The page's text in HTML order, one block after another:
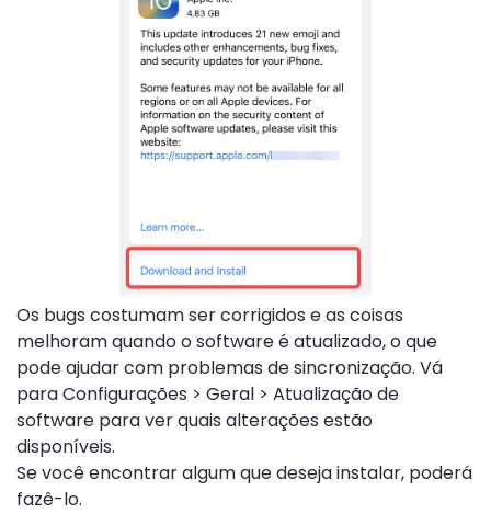
Os bugs costumam ser corrigidos e as coisas
melhoram quando o software é atualizado, o que
pode ajudar com problemas de sincronização. Vá
para Configurações > Geral > Atualização de
software para ver quais alterações estão
disponíveis.
Se você encontrar algum que deseja instalar, poderá
fazê-lo.